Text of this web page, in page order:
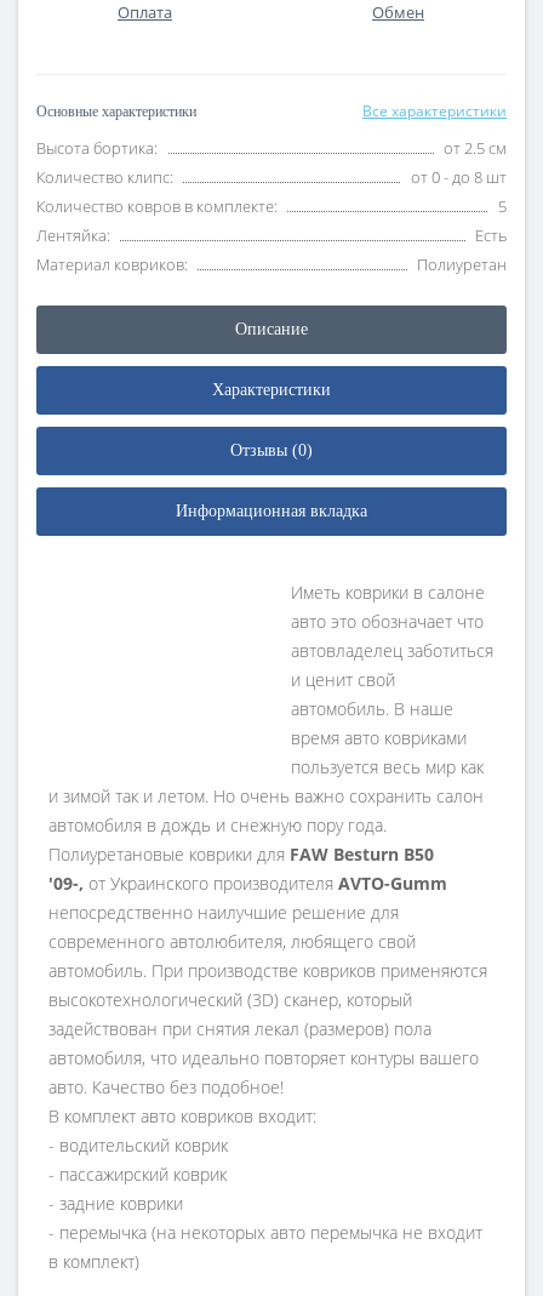
Оплата Обмен
Основные характеристики Все характеристики
Высота бортика:
от 2.5 см
Количество клипс:
от 0 - до 8 шт
Количество ковров в комплекте:
5
Лентяйка:
Есть
Материал ковриков:
Полиуретан
Описание
Характеристики
Отзывы (0)
Информационная вкладка
Иметь коврики в салоне
авто это обозначает что
автовладелец заботиться
и ценит свой
автомобиль. В наше
время авто ковриками
пользуется весь мир как
и зимой так и летом. Но очень важно сохранить салон
автомобиля в дождь и снежную пору года.
Полиуретановые коврики для FAW Besturn B50
'09-, от Украинского производителя AVTO-Gumm
непосредственно наилучшие решение для
современного автолюбителя, любящего свой
автомобиль. При производстве ковриков применяются
высокотехнологический (3D) сканер, который
задействован при снятия лекал (размеров) пола
автомобиля, что идеально повторяет контуры вашего
авто. Качество без подобное!
В комплект авто ковриков входит:
- водительский коврик
- пассажирский коврик
- задние коврики
- перемычка (на некоторых авто перемычка не входит
в комплект)